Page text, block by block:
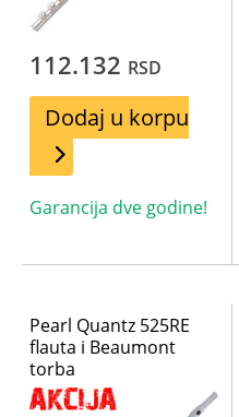
112.132 RSD
Dodaj u korpu
Garancija dve godine!
Pearl Quantz 525RE
flauta i Beaumont
torba